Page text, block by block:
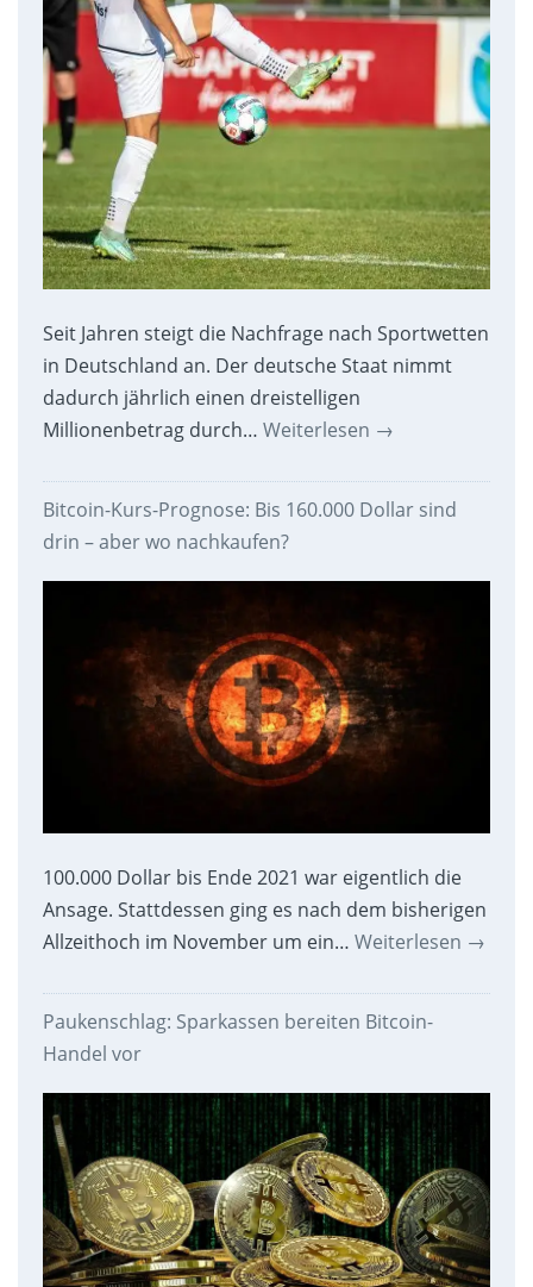
Seit Jahren steigt die Nachfrage nach Sportwetten
in Deutschland an. Der deutsche Staat nimmt
dadurch jährlich einen dreistelligen
Millionenbetrag durch… Weiterlesen →
Bitcoin-Kurs-Prognose: Bis 160.000 Dollar sind
drin – aber wo nachkaufen?
100.000 Dollar bis Ende 2021 war eigentlich die
Ansage. Stattdessen ging es nach dem bisherigen
Allzeithoch im November um ein… Weiterlesen →
Paukenschlag: Sparkassen bereiten Bitcoin-
Handel vor